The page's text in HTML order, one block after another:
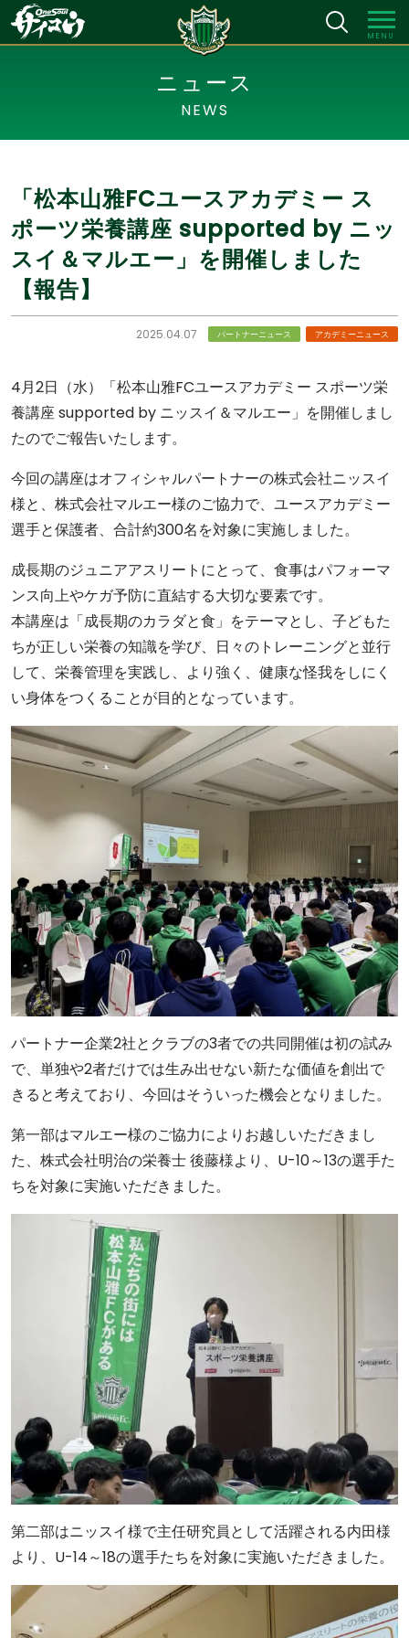
MENU
ニュース
NEWS
「松本山雅FCユースアカデミー ス
ポーツ栄養講座 supported by ニッ
スイ＆マルエー」を開催しました
【報告】
2025.04.07 パートナーニュース アカデミーニュース
4月2日（水）「松本山雅FCユースアカデミー スポーツ栄
養講座 supported by ニッスイ＆マルエー」を開催しまし
たのでご報告いたします。
今回の講座はオフィシャルパートナーの株式会社ニッスイ
様と、株式会社マルエー様のご協力で、ユースアカデミー
選手と保護者、合計約300名を対象に実施しました。
成長期のジュニアアスリートにとって、食事はパフォーマ
ンス向上やケガ予防に直結する大切な要素です。
本講座は「成長期のカラダと食」をテーマとし、子どもた
ちが正しい栄養の知識を学び、日々のトレーニングと並行
して、栄養管理を実践し、より強く、健康な怪我をしにく
い身体をつくることが目的となっています。
パートナー企業2社とクラブの3者での共同開催は初の試み
で、単独や2者だけでは生み出せない新たな価値を創出で
きると考えており、今回はそういった機会となりました。
第一部はマルエー様のご協力によりお越しいただきまし
た、株式会社明治の栄養士 後藤様より、U-10～13の選手た
ちを対象に実施いただきました。
第二部はニッスイ様で主任研究員として活躍される内田様
より、U-14～18の選手たちを対象に実施いただきました。